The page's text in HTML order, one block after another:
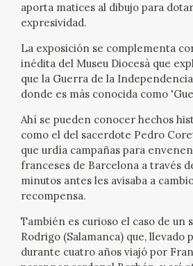
EDUCA
CEDEA
RECURSOS EDUCATIVOS
FICHAS ARASAAC
aporta matices al dibujo para
expresividad.
La exposición se complementa
inédita del Museu Diocesà que
que la Guerra de la
donde es más conocida como
Ahí se pueden conocer hechos
como el del sacerdote Pedro
que urdía campañas para
franceses de Barcelona a través
minutos antes les avisaba a
recompensa.
También es curioso el caso de un
Rodrigo (Salamanca) que, llevado
durante cuatro años viajó por